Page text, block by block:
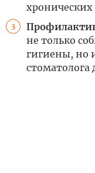
хронических
3
не только
гигиены, но
стоматолога